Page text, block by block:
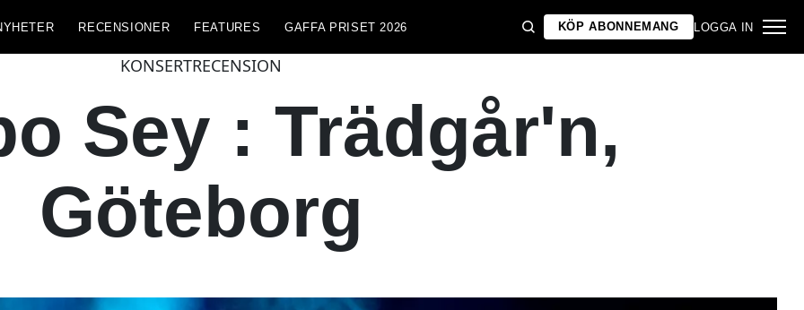
RECENSIONER FEATURES GAFFA PRISET 2026 KÖP ABONNEMANG LOGGA IN
KONSERTRECENSION
Sey : Trädgår'n,
Göteborg